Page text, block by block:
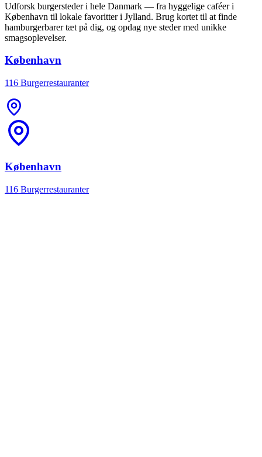
Udforsk burgersteder i hele Danmark — fra hyggelige caféer i
København til lokale favoritter i Jylland. Brug kortet til at finde
hamburgerbarer tæt på dig, og opdag nye steder med unikke
smagsoplevelser.
København
116 Burgerrestauranter
København
116 Burgerrestauranter